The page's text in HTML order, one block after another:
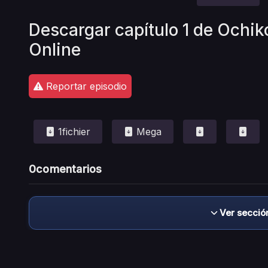
Descargar capítulo 1 de
Online
Reportar episodio
1fichier Mega
0comentarios
Ver